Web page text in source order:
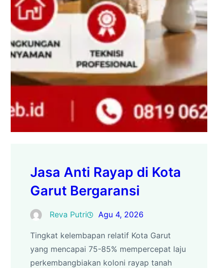
Jasa Anti Rayap di Kota
Garut Bergaransi
Reva Putri Agu 4, 2026
Tingkat kelembapan relatif Kota Garut
yang mencapai 75-85% mempercepat laju
perkembangbiakan koloni rayap tanah